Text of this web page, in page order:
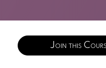
Join this